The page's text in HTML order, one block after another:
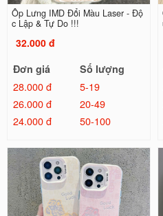
Ốp Lưng IMD Đổi Màu Laser - Độ
c Lập & Tự Do !!!
32.000 đ
Đơn giá
Số lượng
28.000 đ
5-19
26.000 đ
20-49
24.000 đ
50-100